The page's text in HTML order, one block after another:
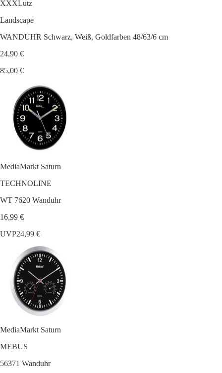
XXXLutz
Landscape
WANDUHR Schwarz, Weiß, Goldfarben 48/63/6 cm
24,90 €
85,00 €
MediaMarkt Saturn
TECHNOLINE
WT 7620 Wanduhr
16,99 €
UVP24,99 €
MediaMarkt Saturn
MEBUS
56371 Wanduhr